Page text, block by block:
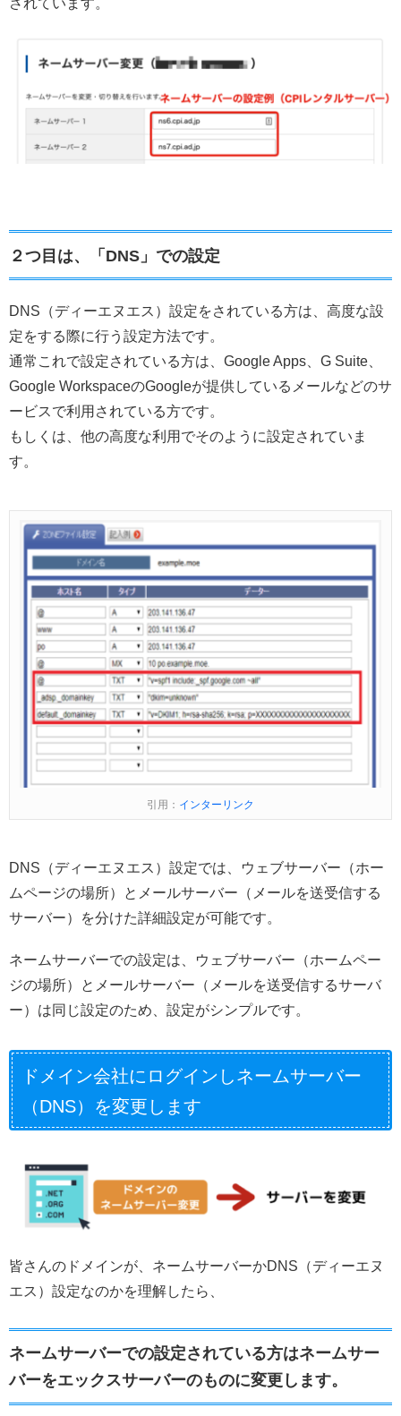
２つ目は、「DNS」での設定
DNS（ディーエヌエス）設定をされている方は、高度な設
定をする際に行う設定方法です。
通常これで設定されている方は、Google Apps、G Suite、
Google WorkspaceのGoogleが提供しているメールなどのサ
ービスで利用されている方です。
もしくは、他の高度な利用でそのように設定されていま
す。
引用： インターリンク
DNS（ディーエヌエス）設定では、ウェブサーバー（ホー
ムページの場所）とメールサーバー（メールを送受信する
サーバー）を分けた詳細設定が可能です。
ネームサーバーでの設定は、ウェブサーバー（ホームペー
ジの場所）とメールサーバー（メールを送受信するサーバ
ー）は同じ設定のため、設定がシンプルです。
ドメイン会社にログインしネームサーバー
（DNS）を変更します
皆さんのドメインが、ネームサーバーかDNS（ディーエヌ
エス）設定なのかを理解したら、
ネームサーバーでの設定されている方はネームサー
バーをエックスサーバーのものに変更します。